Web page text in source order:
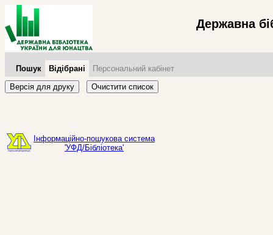
Державна
Пошук Відібрані
Персональний кабінет
Версія для друку
Очистити список
Інформаційно-пошукова система
'УФД/Бібліотека'